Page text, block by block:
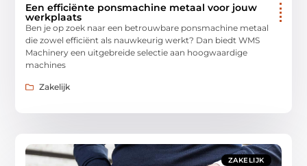
Een efficiënte ponsmachine metaal voor jouw
werkplaats
Ben je op zoek naar een betrouwbare ponsmachine metaal
die zowel efficiënt als nauwkeurig werkt? Dan biedt WMS
Machinery een uitgebreide selectie aan hoogwaardige
machines
Zakelijk
ZAKELIJK